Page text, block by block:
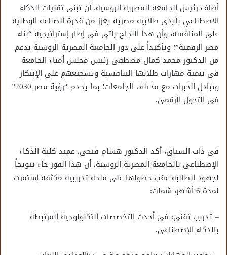
أضاف رئيس الجامعة المصرية الروسية، أن تبنى تقنيات الذكاء
الاصطناعي بأيدى طلابية مصرية يعزز من قدرة الصناعة الوطنية
على المنافسة، وأن هذا النجاح يأتى فى إطار إستراتيجية “بناء
مصر الرقمية”؛ وتأكيداً على دور الجامعة المصرية الروسية بدعم
من الدكتور محمد كمال مصطفى رئيس مجلس أمناء الجامعة
في تنمية مهارات طلابها التنافسية وتشجيعهم على الإبتكار
وتبادل الخبرات مع مختلف الجامعات؛ بما يخدم “رؤية مصر 2030”
فى التحول الرقمى.
فى ذات السياق، أكد الدكتور هشام فتحى، عميد كلية الذكاء
الإصطناعى بالجامعة المصرية الروسية، أن هذا الفوز جاء تتويجاً
لجهود الطالبة عقب حصولها على منحة تدريبية مكثفة إستمرت
لمدة 6 أشهر، شملت:
– تدريب تقنى: فى أحدث التخصصات التكنولوجية المرتبطة
بالذكاء الإصطناعى.